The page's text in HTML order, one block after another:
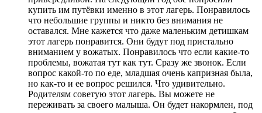
купить им путёвки именно в этот лагерь. Понравилось
что небольшие группы и никто без внимания не
оставался. Мне кажется что даже маленьким детишкам
этот лагерь понравится. Они будут под пристально
вниманием у вожатых. Понравилось что если какие-то
проблемы, вожатая тут как тут. Сразу же звонок. Если
вопрос какой-то по еде, младшая очень капризная была,
но как-то и ее вопрос решился. Что удивительно.
Родителям советую этот лагерь. Вы можете не
переживать за своего малыша. Он будет накормлен, под